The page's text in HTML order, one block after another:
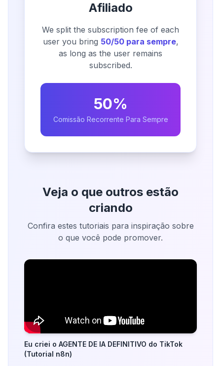
Afiliado
We split the subscription fee of each
user you bring 50/50 para sempre,
as long as the user remains
subscribed.
50%
Comissão Recorrente Para Sempre
Veja o que outros estão
criando
Confira estes tutoriais para inspiração sobre
o que você pode promover.
Eu criei o AGENTE DE IA DEFINITIVO do TikTok
(Tutorial n8n)